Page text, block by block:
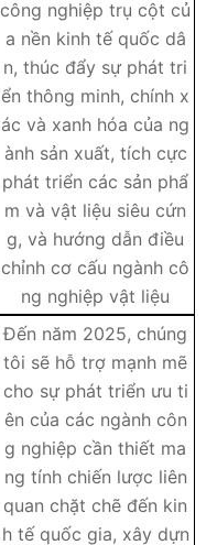
công nghiệp trụ cột củ
a nền kinh tế quốc dâ
n, thúc đẩy sự phát tri
ển thông minh, chính x
ác và xanh hóa của ng
ành sản xuất, tích cực
phát triển các sản phẩ
m và vật liệu siêu cứn
g, và hướng dẫn điều
chỉnh cơ cấu ngành cô
ng nghiệp vật liệu
Đến năm 2025, chúng
tôi sẽ hỗ trợ mạnh mẽ
cho sự phát triển ưu ti
ên của các ngành côn
g nghiệp cần thiết ma
ng tính chiến lược liên
quan chặt chẽ đến kin
h tế quốc gia, xây dựn